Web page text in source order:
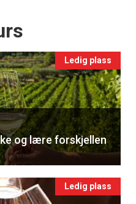
Ledig plass
og lære forskjellen
Ledig plass